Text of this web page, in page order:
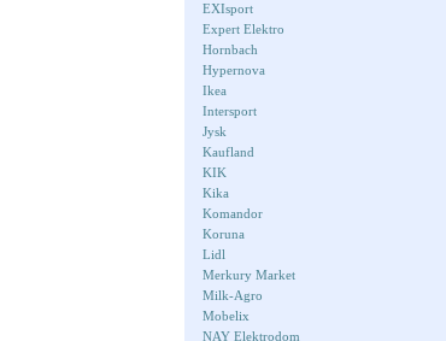
EXIsport
Expert Elektro
Hornbach
Hypernova
Ikea
Intersport
Jysk
Kaufland
KIK
Kika
Komandor
Koruna
Lidl
Merkury Market
Milk-Agro
Mobelix
NAY Elektrodom